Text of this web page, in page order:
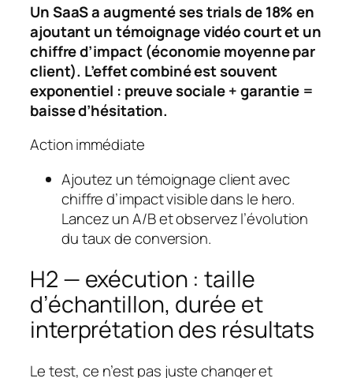
Un SaaS a augmenté ses trials de 18% en
ajoutant un témoignage vidéo court et un
chiffre d’impact (économie moyenne par
client). L’effet combiné est souvent
exponentiel : preuve sociale + garantie =
baisse d’hésitation.
Action immédiate
Ajoutez un témoignage client avec
chiffre d’impact visible dans le hero.
Lancez un A/B et observez l’évolution
du taux de conversion.
H2 — exécution : taille
d’échantillon, durée et
interprétation des résultats
Le test, ce n’est pas juste changer et